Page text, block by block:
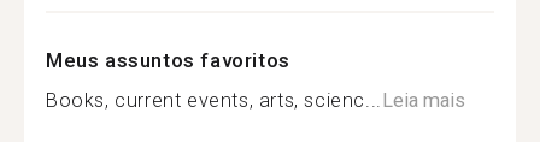
Meus assuntos favoritos
Books, current events, arts, scienc... Leia mais